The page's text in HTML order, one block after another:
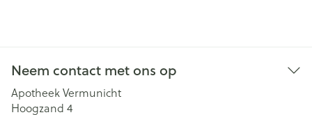
Neem contact met ons op
Apotheek Vermunicht
Hoogzand 4